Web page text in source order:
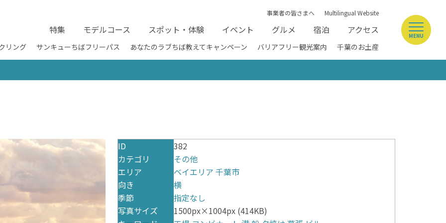
事業者の皆さまへ Multilingual Website
特集 モデルコース スポット・体験 イベント グルメ 宿泊 アクセス
リング サンキューちばフリーパス あなたのラブちば教えてキャンペーン バリアフリー観光案内 千葉のお土産
MENU
ID
382
カテゴリ
その他
エリア
ベイエリア 千葉市
向き
横
季節
指定なし
写真サイズ
1500px×1004px (414KB)